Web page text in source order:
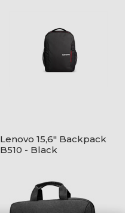
Lenovo 15,6" Backpack
B510 - Black